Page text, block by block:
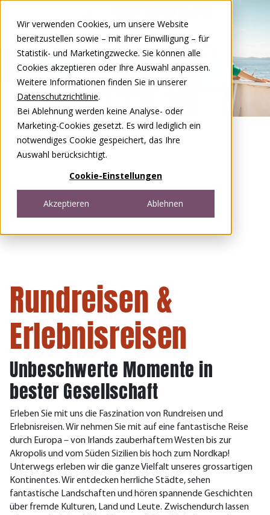
Wir verwenden Cookies, um unsere Website
bereitzustellen sowie – mit Ihrer Einwilligung – für
Statistik- und Marketingzwecke. Sie können alle
Cookies akzeptieren oder Ihre Auswahl anpassen.
Weitere Informationen finden Sie in unserer
Datenschutzrichtlinie.
Bei Ablehnung werden keine Analyse- oder
Marketing-Cookies gesetzt. Es wird lediglich ein
notwendiges Cookie gespeichert, das Ihre
Auswahl berücksichtigt.
Cookie-Einstellungen
Akzeptieren Ablehnen
DEFR
Open menu
Rundreisen &
Erlebnisreisen
Unbeschwerte Momente in
bester Gesellschaft
Erleben Sie mit uns die Faszination von Rundreisen und
Erlebnisreisen.Wir nehmen Sie mit auf eine fantastische Reise
durch Europa – von Irlands zauberhaftem Westen bis zur
Akropolis und vom Süden Sizilien bis hoch zum Nordkap!
Unterwegs erleben wir die ganze Vielfalt unseres grossartigen
Kontinentes. Wir entdecken herrliche Städte, sehen
fantastische Landschaften und hören spannende Geschichten
über fremde Kulturen, Land und Leute. Zwischendurch lassen